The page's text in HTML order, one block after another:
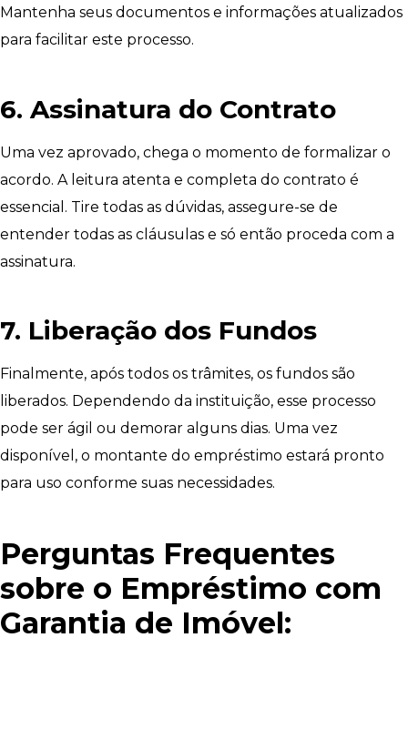
Mantenha seus documentos e informações atualizados
para facilitar este processo.
6. Assinatura do Contrato
Uma vez aprovado, chega o momento de formalizar o
acordo. A leitura atenta e completa do contrato é
essencial. Tire todas as dúvidas, assegure-se de
entender todas as cláusulas e só então proceda com a
assinatura.
7. Liberação dos Fundos
Finalmente, após todos os trâmites, os fundos são
liberados. Dependendo da instituição, esse processo
pode ser ágil ou demorar alguns dias. Uma vez
disponível, o montante do empréstimo estará pronto
para uso conforme suas necessidades.
Perguntas Frequentes
sobre o Empréstimo com
Garantia de Imóvel: